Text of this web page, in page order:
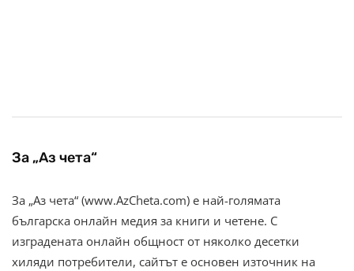
За „Аз чета“
За „Аз чета“ (www.AzCheta.com) е най-голямата
българска онлайн медия за книги и четене. С
изградената онлайн общност от няколко десетки
хиляди потребители, сайтът е основен източник на